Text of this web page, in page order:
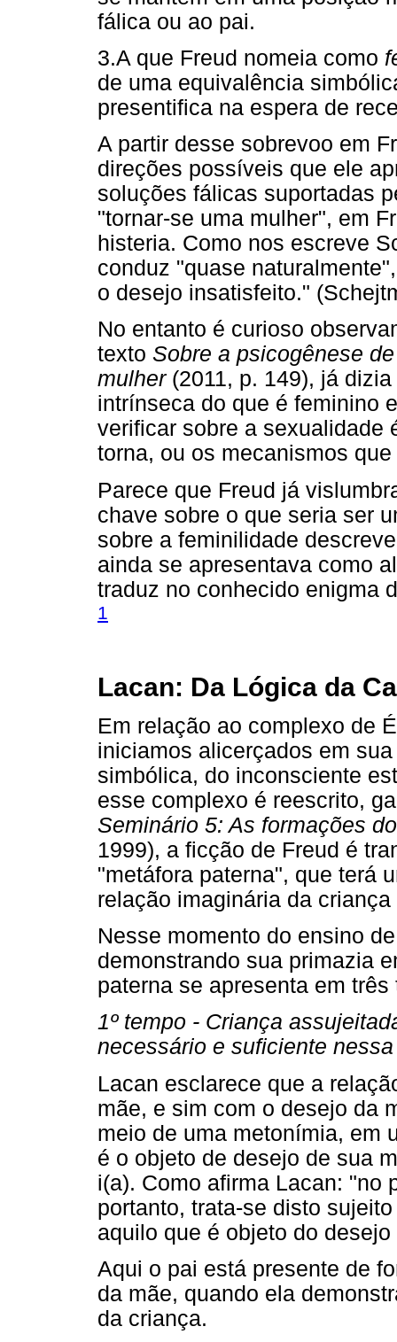
fálica ou ao pai.
3.A que Freud nomeia como
de uma equivalência
presentifica na espera de
A partir desse sobrevoo em
direções possíveis que ele
soluções fálicas suportadas
"tornar-se uma mulher", em
histeria. Como nos escreve
conduz "quase
o desejo insatisfeito."
No entanto é curioso
texto Sobre a psicogênese
mulher(2011, p. 149), já
intrínseca do que é feminino
verificar sobre a sexualidade
torna, ou os mecanismos
Parece que Freud já
chave sobre o que seria ser
sobre a feminilidade
ainda se apresentava como
traduz no conhecido enigma
1
Lacan: Da Lógica da
Em relação ao complexo de
iniciamos alicerçados em
simbólica, do inconsciente
esse complexo é reescrito,
Seminário 5: As formações
1999), a ficção de Freud é
"metáfora paterna", que terá
relação imaginária da
Nesse momento do ensino
demonstrando sua primazia
paterna se apresenta em três
1º tempo - Criança
necessário e suficiente
Lacan esclarece que a
mãe, e sim com o desejo da
meio de uma metonímia, em
é o objeto de desejo de sua
i(a). Como afirma Lacan: "no
portanto, trata-se disto
aquilo que é objeto do
Aqui o pai está presente de
da mãe, quando ela
da criança.